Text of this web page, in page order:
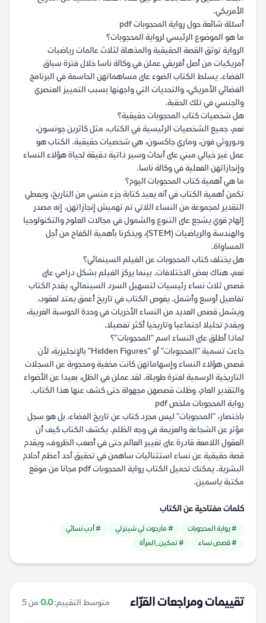
الأمريكي.
أسئلة شائعة حول رواية المحجوبات pdf
ما هو الموضوع الرئيسي لرواية المحجوبات؟
الرواية توثق القصة الحقيقية والمذهلة لثلاث عالمات رياضيات
أمريكيات من أصل أفريقي عملن في وكالة ناسا خلال فترة سباق
الفضاء. يسلط الكتاب الضوء على مساهماتهن الحاسمة في البرنامج
الفضائي الأمريكي، والتحديات التي واجهنها بسبب التمييز العنصري
والجنسي في تلك الحقبة.
هل شخصيات كتاب المحجوبات حقيقية؟
نعم، جميع الشخصيات الرئيسية في الكتاب، مثل كاثرين جونسون،
ودوروثي فون، وماري جاكسون، هي شخصيات حقيقية. الكتاب هو
عمل غير خيالي مبني على أبحاث وسير ذاتية دقيقة لحياة هؤلاء النساء
وإنجازاتهن الفعلية في وكالة ناسا.
ما هي أهمية كتاب المحجوبات اليوم؟
تكمن أهمية الكتاب في أنه يعيد كتابة جزء منسي من التاريخ، ويعطي
التقدير لمجموعة من النساء اللاتي تم تهميش إنجازاتهن. إنه مصدر
إلهام قوي يشجع على التنوع والشمول في مجالات العلوم والتكنولوجيا
والهندسة والرياضيات (STEM)، ويذكرنا بأهمية الكفاح من أجل
المساواة.
هل يختلف كتاب المحجوبات عن الفيلم السينمائي؟
نعم، هناك بعض الاختلافات. بينما يركز الفيلم بشكل درامي على
قصص ثلاث نساء رئيسيات لتسهيل السرد السينمائي، يقدم الكتاب
تفاصيل أوسع وأشمل. يغوص الكتاب في تاريخ أعمق يمتد لعقود،
ويشمل قصص العديد من النساء الأخريات في وحدة الحوسبة الغربية،
ويقدم تحليلا اجتماعيا وتاريخيا أكثر تفصيلا.
لماذا أطلق على النساء اسم "المحجوبات"؟
جاءت تسمية "المحجوبات" أو "Hidden Figures" بالإنجليزية، لأن
قصص هؤلاء النساء وإسهاماتهن كانت مخفية ومحجوبة عن السجلات
التاريخية الرسمية لفترة طويلة. لقد عملن في الظل، بعيدا عن الأضواء
والتقدير العام، وظلت قصصهن مجهولة حتى كشف عنها هذا الكتاب.
رواية المحجوبات ملخص pdf
باختصار، "المحجوبات" ليس مجرد كتاب عن تاريخ الفضاء، بل هو سجل
مؤثر عن الشجاعة والعزيمة في وجه الظلم. يكشف الكتاب كيف أن
العقول اللامعة قادرة على تغيير العالم حتى في أصعب الظروف، ويقدم
قصة حقيقية عن نساء استثنائيات ساهمن في تحقيق أحد أعظم أحلام
البشرية. يمكنك تحميل الكتاب رواية المحجوبات pdf مجانا من موقع
مكتبة ياسمين.
كلمات مفتاحية عن الكتاب
# رواية المحجوبات # مارجوت لي شيترلي
# أدب نسائي
# قصص نساء
# تمكين_المرأة
تقييمات ومراجعات القرّاء متوسط التقييم:0.0 من 5